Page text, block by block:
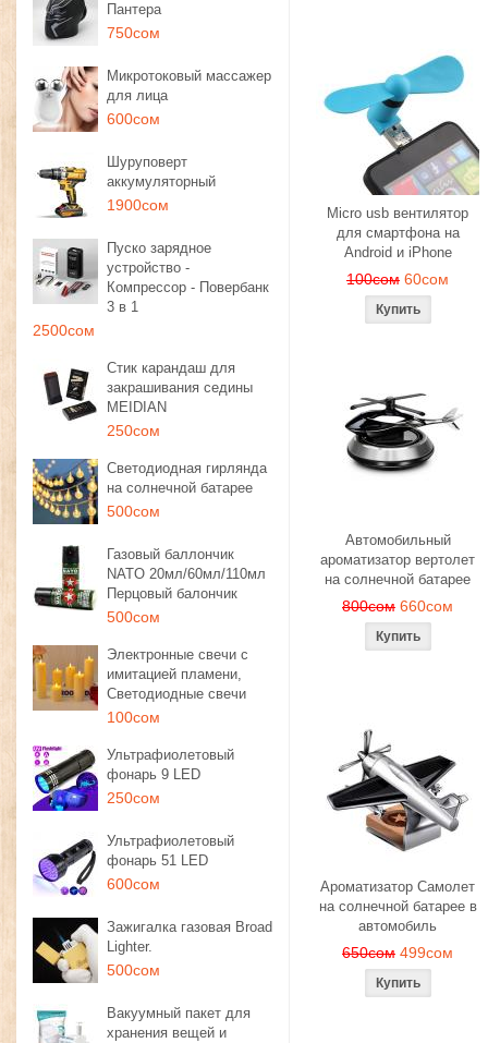
Пантера
750сом
Микротоковый массажер
для лица
600сом
Шуруповерт
аккумуляторный
1900сом
Пуско зарядное
устройство -
Компрессор - Повербанк
3 в 1
2500сом
Стик карандаш для
закрашивания седины
MEIDIAN
250сом
Светодиодная гирлянда
на солнечной батарее
500сом
Газовый баллончик
NATO 20мл/60мл/110мл
Перцовый балончик
500сом
Электронные свечи с
имитацией пламени,
Светодиодные свечи
100сом
Ультрафиолетовый
фонарь 9 LED
250сом
Ультрафиолетовый
фонарь 51 LED
600сом
Зажигалка газовая Broad
Lighter.
500сом
Вакуумный пакет для
хранения вещей и
Micro usb вентилятор
для смартфона на
Android и iPhone
100сом 60сом
Автомобильный
ароматизатор вертолет
на солнечной батарее
800сом 660сом
Ароматизатор Самолет
на солнечной батарее в
автомобиль
650сом 499сом